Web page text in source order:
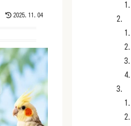
2025.11.04